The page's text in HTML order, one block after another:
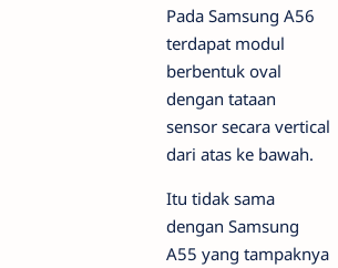
Pada Samsung A56
terdapat modul
berbentuk oval
dengan tataan
sensor secara vertical
dari atas ke bawah.
Itu tidak sama
dengan Samsung
A55 yang tampaknya